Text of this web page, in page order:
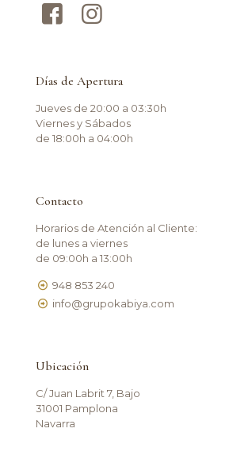
Días de Apertura
Jueves de 20:00 a 03:30h
Viernes y Sábados
de 18:00h a 04:00h
Contacto
Horarios de Atención al Cliente:
de lunes a viernes
de 09:00h a 13:00h
948 853 240
info@grupokabiya.com
Ubicación
C/ Juan Labrit 7, Bajo
31001 Pamplona
Navarra